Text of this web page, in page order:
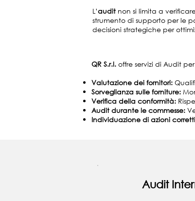
L’audit non si limita a
strumento di supporto per le
decisioni strategiche per
QR S.r.l. offre servizi di Audit
Valutazione dei fornitori:
Sorveglianza sulle forniture:
Verifica della conformità:
Audit durante le commesse:
Individuazione di azioni
Audit